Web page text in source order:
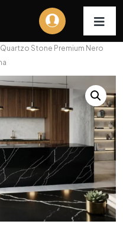
Stone Premium Nero